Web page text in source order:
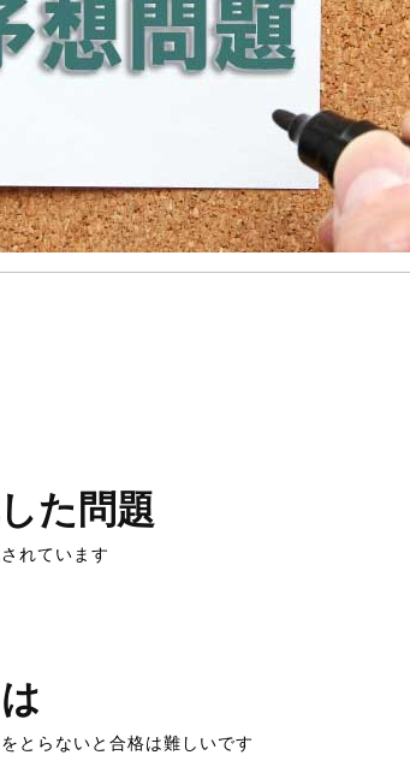
た問題
れています
とらないと合格は難しいです